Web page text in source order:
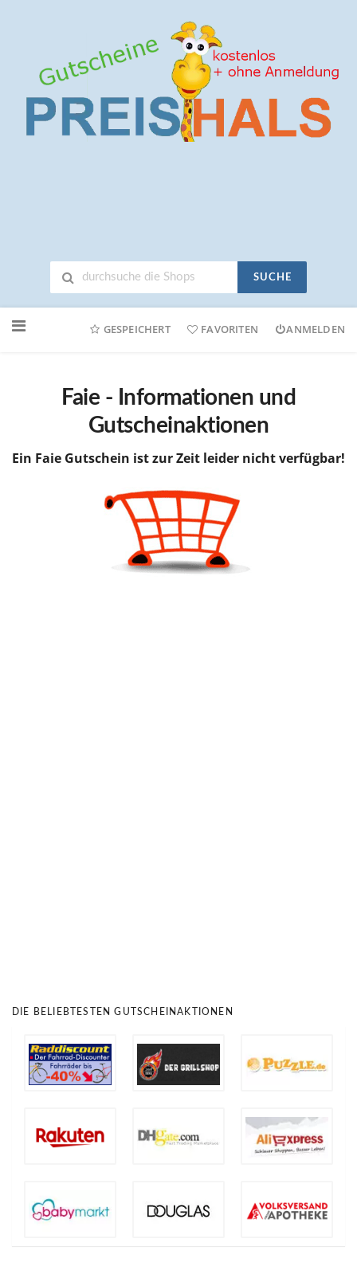
SUCHE
Online-
GESPEICHERT FAVORITEN ANMELDEN
Faie - Informationen und
Gutscheinaktionen
Ein Faie Gutschein ist zur Zeit leider nicht verfügbar!
DIE BELIEBTESTEN GUTSCHEINAKTIONEN